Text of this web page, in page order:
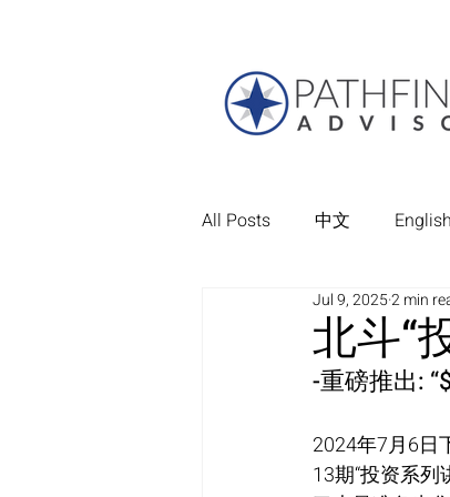
All Posts 中文 English
北斗“
Jul 9, 20252 min
-重磅推出:
2024年7月6日
13期“投资系